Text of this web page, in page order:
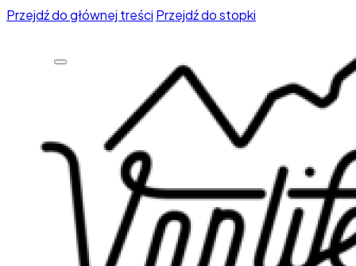
Przejdź do głównej treści Przejdź do stopki